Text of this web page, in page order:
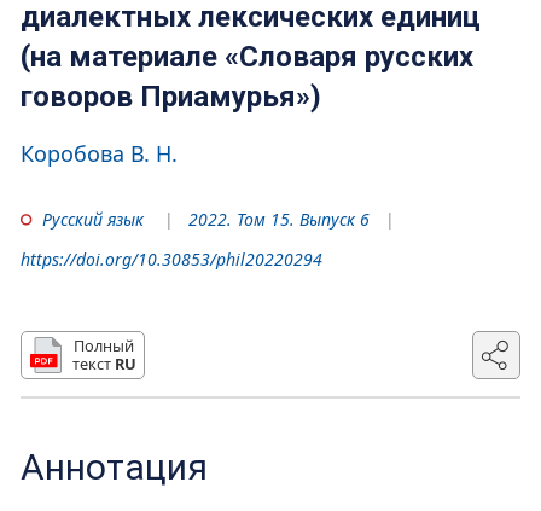
диалектных лексических единиц
(на материале «Словаря русских
говоров Приамурья»)
Коробова В. Н.
Русский язык
2022. Том 15. Выпуск 6
https://doi.org/10.30853/phil20220294
Полный
текст RU
Аннотация